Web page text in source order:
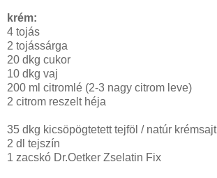
krém:
4 tojás
2 tojássárga
20 dkg cukor
10 dkg vaj
200 ml citromlé (2-3 nagy citrom leve)
2 citrom reszelt héja
35 dkg kicsöpögtetett tejföl / natúr krémsajt
2 dl tejszín
1 zacskó Dr.Oetker Zselatin Fix